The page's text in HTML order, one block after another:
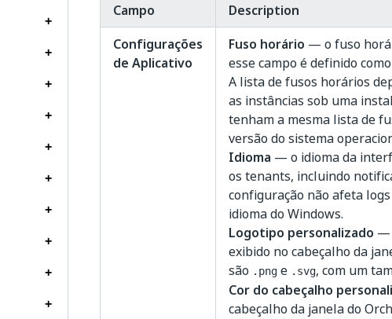
Campo
Description
Configurações
de Aplicativo
Fuso horário — o fuso
esse campo é definido
A lista de fusos horários
as instâncias sob uma
tenham a mesma lista de
versão do sistema
Idioma — o idioma da
os tenants, incluindo
configuração não afeta
idioma do Windows.
Logotipo personalizado —
exibido no cabeçalho da
são .png e .svg, com um
Cor do cabeçalho
cabeçalho da janela do